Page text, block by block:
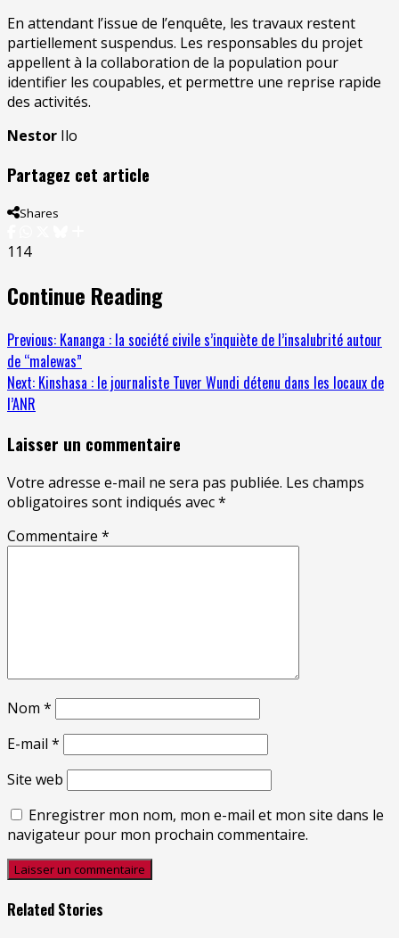
En attendant l’issue de l’enquête, les travaux restent
partiellement suspendus. Les responsables du projet
appellent à la collaboration de la population pour
identifier les coupables, et permettre une reprise rapide
des activités.
Nestor Ilo
Partagez cet article
Shares
114
Continue Reading
Previous: Kananga : la société civile s’inquiète de l’insalubrité autour
de “malewas”
Next: Kinshasa : le journaliste Tuver Wundi détenu dans les locaux de
l’ANR
Laisser un commentaire
Votre adresse e-mail ne sera pas publiée. Les champs
obligatoires sont indiqués avec*
Commentaire *
Nom *
E-mail *
Site web
Enregistrer mon nom, mon e-mail et mon site dans le
navigateur pour mon prochain commentaire.
Related Stories